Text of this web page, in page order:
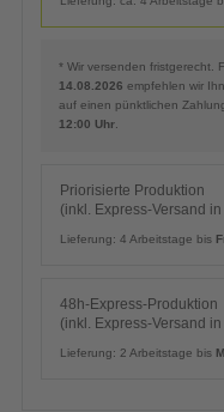
* Wir versenden fristgerecht.
14.08.2026 empfehlen wir
auf einen pünktlichen
12:00 Uhr
Priorisierte Produktion
(inkl. Express-Versand in
Lieferung: 4 Arbeitstage bis
48h-Express-Produktion
(inkl. Express-Versand in
Lieferung: 2 Arbeitstage bis